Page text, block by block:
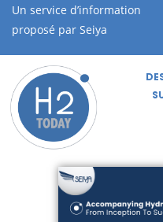
Un service d’information
proposé par Seiya